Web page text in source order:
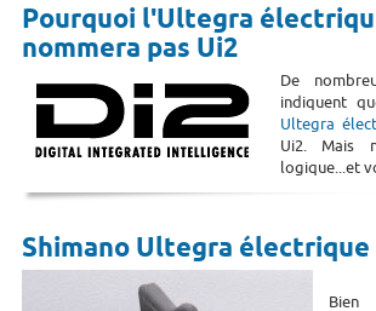
Pourquoi l'Ultegra
nommera pas Ui2
De
indiquent
Ultegra
Ui2. Mais
logique...et
Shimano Ultegra électrique